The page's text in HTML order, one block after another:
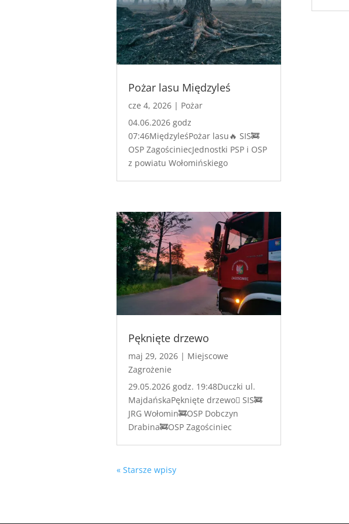
Pożar lasu Międzyleś
cze 4, 2026| Pożar
04.06.2026 godz
07:46MiędzyleśPożar lasu🔥 SIS🚒
OSP ZagościniecJednostki PSP i OSP
z powiatu Wołomińskiego
Pęknięte drzewo
maj 29, 2026| Miejscowe
Zagrożenie
29.05.2026 godz. 19:48Duczki ul.
MajdańskaPęknięte drzewo🪾 SIS🚒
JRG Wołomin🚒OSP Dobczyn
Drabina🚒OSP Zagościniec
« Starsze wpisy